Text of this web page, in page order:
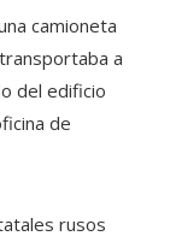
camioneta
a
del edificio
de
rusos